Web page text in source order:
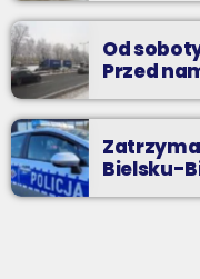
Od
Przed
Bielsku-